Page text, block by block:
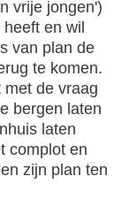
vrije jongen')
en wil
van plan de
te komen.
de vraag
bergen laten
laten
complot en
zijn plan ten